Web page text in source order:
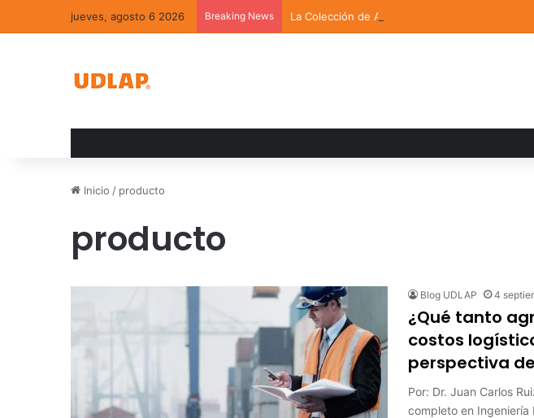
jueves, agosto 6 2026 Breaking News La Colección de Arte UDLAP fortalece su
Inicio / producto
producto
Blog UDLAP 4
¿Qué tanto
costos
perspectiva
Por: Dr. Juan Carlos
completo en Ingeniería